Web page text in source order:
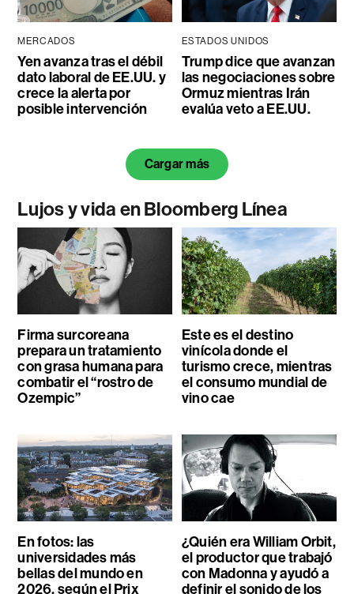
MERCADOS
Yen avanza tras el débil
dato laboral de EE.UU. y
crece la alerta por
posible intervención
ESTADOS UNIDOS
Trump dice que avanzan
las negociaciones sobre
Ormuz mientras Irán
evalúa veto a EE.UU.
Cargar más
Lujos y vida en Bloomberg Línea
Firma surcoreana
prepara un tratamiento
con grasa humana para
combatir el “rostro de
Ozempic”
Este es el destino
vinícola donde el
turismo crece, mientras
el consumo mundial de
vino cae
En fotos: las
universidades más
bellas del mundo en
2026, según el Prix
¿Quién era William Orbit,
el productor que trabajó
con Madonna y ayudó a
definir el sonido de los